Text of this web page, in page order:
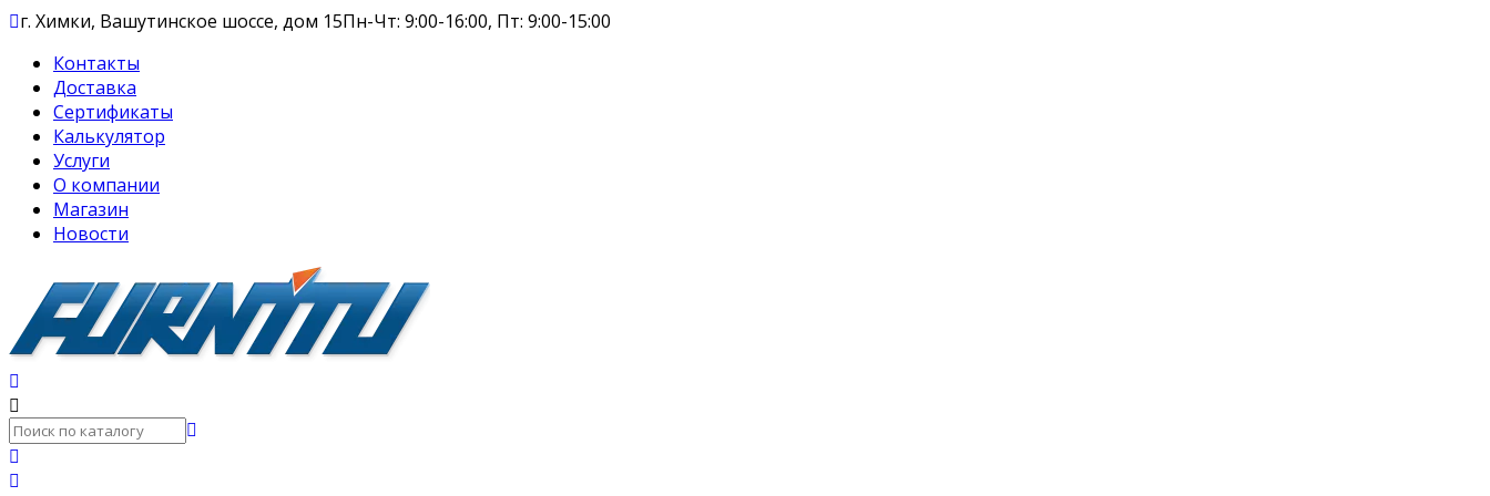
г. Химки, Вашутинское шоссе, дом 15Пн-Чт: 9:00-16:00, Пт: 9:00-15:00
Контакты
Доставка
Сертификаты
Калькулятор
Услуги
О компании
Магазин
Новости